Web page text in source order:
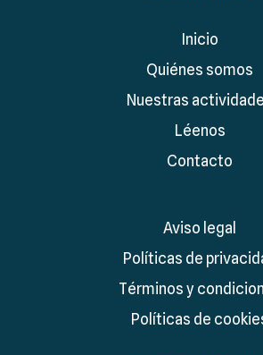
Inicio
Quiénes somos
Nuestras
Léenos
Contacto
Aviso legal
Políticas de
Términos y
Políticas de